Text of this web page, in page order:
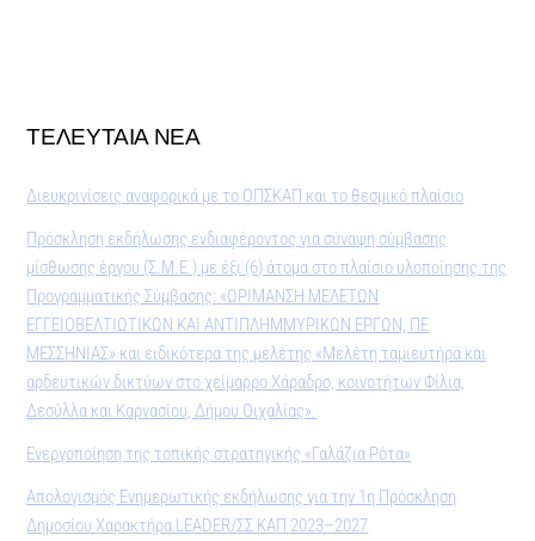
ΤΕΛΕΥΤΑΙΑ ΝΕΑ
Διευκρινίσεις αναφορικά με το ΟΠΣΚΑΠ και το θεσμικό πλαίσιο
Πρόσκληση εκδήλωσης ενδιαφέροντος για σύναψη σύμβασης
μίσθωσης έργου (Σ.Μ.Ε.) με έξι (6) άτομα στο πλαίσιο υλοποίησης της
Προγραμματικής Σύμβασης: «ΩΡΙΜΑΝΣΗ ΜΕΛΕΤΩΝ
ΕΓΓΕΙΟΒΕΛΤΙΩΤΙΚΩΝ ΚΑΙ ΑΝΤΙΠΛΗΜΜΥΡΙΚΩΝ ΕΡΓΩΝ, ΠΕ
ΜΕΣΣΗΝΙΑΣ» και ειδικότερα της μελέτης «Μελέτη ταμιευτήρα και
αρδευτικών δικτύων στο χείμαρρο Χάραδρο, κοινοτήτων Φίλια,
Δεσύλλα και Καρνασίου, Δήμου Οιχαλίας».
Ενεργοποίηση της τοπικής στρατηγικής «Γαλάζια Ρότα»
Απολογισμός Ενημερωτικής εκδήλωσης για την 1η Πρόσκληση
Δημοσίου Χαρακτήρα LEADER/ΣΣ ΚΑΠ 2023–2027